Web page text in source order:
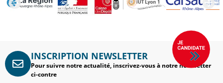
INSCRIPTION NEWSLETTER
Pour suivre notre actualité, inscrivez-vous à notre newsletter
ci-contre